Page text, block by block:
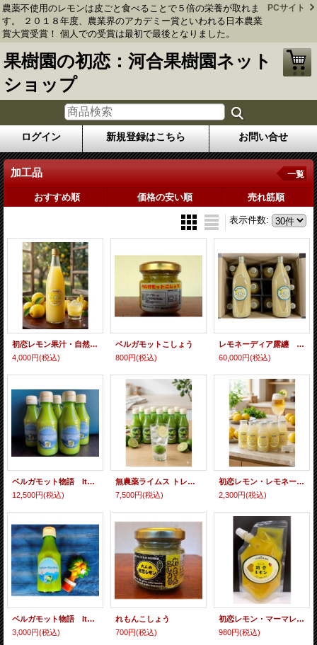
農薬不使用のレモンは皮ごと食べることで５倍の栄養が取れま
す。 ２０１８年度、農業界のアカデミー賞といわれる日本農業
賞大賞受賞！ 個人での受賞は最初で最後となりました。
PCサイト
果樹園の初恋：河合果樹園ネット
ショップ
ログイン 新規登録はこちら お問い合せ
加工品 一覧
おすすめ順 価格の安い順 売れ筋順
表示件数:
初恋レモン果汁・自然栽培レモン 涼光果 720ml
4,000円(税込)
ベルガモットこしょう
800円(税込)
レモネーディア露纏 睦月の雫 1リットル✕12本セット
60,000円(税込)
ベルガモット物語 Italian Mystery ５本セット
12,500円(税込)
無農薬ライムス トレート果汁 10本セット
7,500円(税込)
初恋レモン・レモネード：７本セット
2,300円(税込)
ベルガモット物語 Italian Mystery
3,000円(税込)
れもんこしょう
700円(税込)
初恋レモン・マーマレード露纏
980円(税込)